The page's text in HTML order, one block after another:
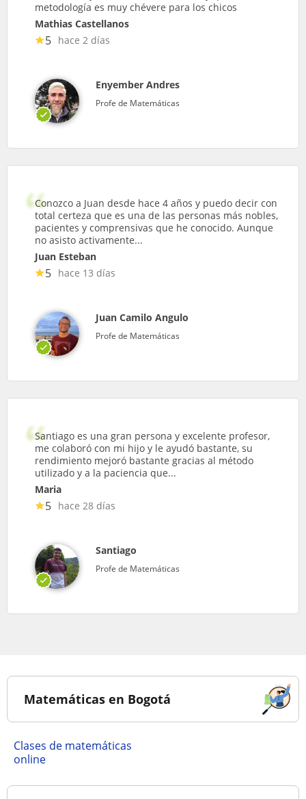
metodología es muy chévere para los chicos
Mathias Castellanos
5 hace 2 días
Enyember Andres
Profe de Matemáticas
Conozco a Juan desde hace 4 años y puedo decir con
total certeza que es una de las personas más nobles,
pacientes y comprensivas que he conocido. Aunque
no asisto activamente...
Juan Esteban
5 hace 13 días
Juan Camilo Angulo
Profe de Matemáticas
Santiago es una gran persona y excelente profesor,
me colaboró con mi hijo y le ayudó bastante, su
rendimiento mejoró bastante gracias al método
utilizado y a la paciencia que...
Maria
5 hace 28 días
Santiago
Profe de Matemáticas
Matemáticas en Bogotá
Clases de matemáticas
online